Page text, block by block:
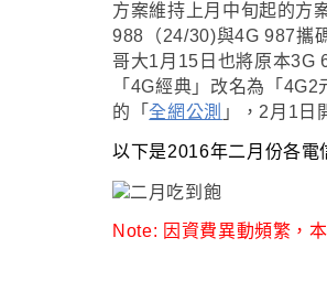
方案維持上月中旬起的方
988（24/30)與4G 987攜
哥大1月15日也將原本3G
「4G經典」改名為「
的 「全網公測 」 ，2月1日
以下是2016年二月份各電
Note: 因資費異動頻繁 ，